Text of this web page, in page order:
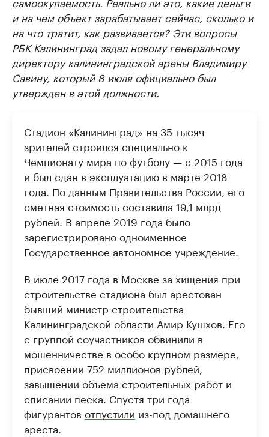
и на чем объект зарабатывает сейчас, сколько и
на что тратит, как развивается? Эти вопросы
РБК Калининград задал новому генеральному
директору калининградской арены Владимиру
Савину, который 8 июля официально был
утвержден в этой должности.
Стадион «Калининград» на 35 тысяч
зрителей строился специально к
Чемпионату мира по футболу — с 2015 года
и был сдан в эксплуатацию в марте 2018
года. По данным Правительства России, его
сметная стоимость составила 19,1 млрд
рублей. В апреле 2019 года было
зарегистрировано одноименное
Государственное автономное учреждение.
В июле 2017 года в Москве за хищения при
строительстве стадиона был арестован
бывший министр строительства
Калининградской области Амир Кушхов. Его
с группой соучастников обвинили в
мошенничестве в особо крупном размере,
присвоении 752 миллионов рублей,
завышении объема строительных работ и
списании песка. Спустя три года
фигурантов отпустили из-под домашнего
ареста.